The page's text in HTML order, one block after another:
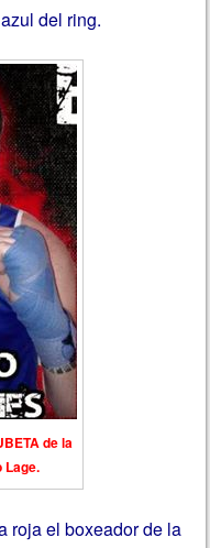
del ring.
de la
Lage.
roja el boxeador de la